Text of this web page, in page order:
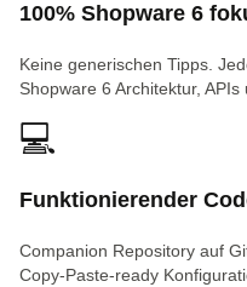
100% Shopware 6
Keine generischen Tipps.
Shopware 6 Architektur, APIs
💻
Funktionierender
Companion Repository auf
Copy-Paste-ready